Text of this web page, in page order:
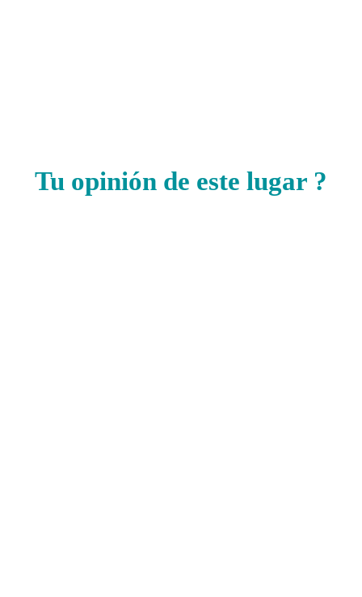
Tu opinión de este lugar ?